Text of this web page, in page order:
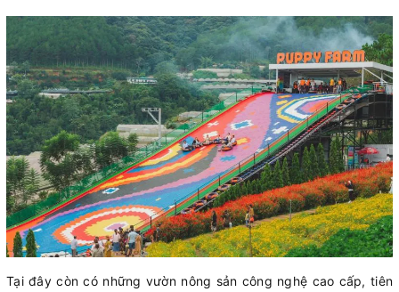
Tại đây còn có những vườn nông sản công nghệ cao cấp, tiên